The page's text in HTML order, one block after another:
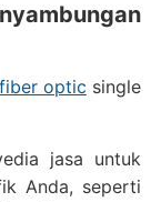
optic single
jasa untuk
Anda, seperti